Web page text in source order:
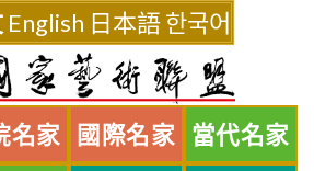
English 日本語한국어
名家 國際名家 當代名家